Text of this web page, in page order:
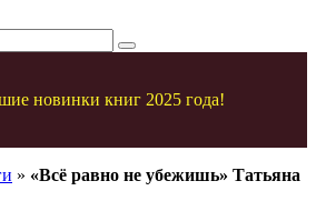
новинки книг 2025 года!
» «Всё равно не убежишь» Татьяна